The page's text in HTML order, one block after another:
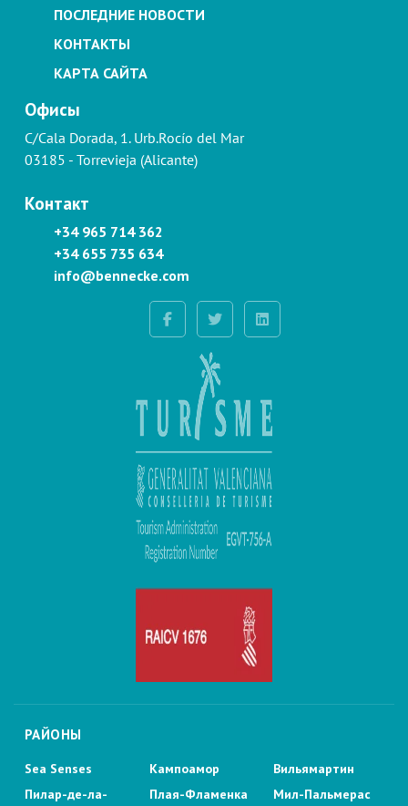
ПОСЛЕДНИЕ НОВОСТИ
КОНТАКТЫ
КАРТА САЙТА
Офисы
C/Cala Dorada, 1. Urb.Rocío del Mar
03185 - Torrevieja (Alicante)
Контакт
+34 965 714 362
+34 655 735 634
info@bennecke.com
РАЙОНЫ
Sea Senses
Пилар-де-ла-
Кампоамор
Плая-Фламенка
Вильямартин
Мил-Пальмерас